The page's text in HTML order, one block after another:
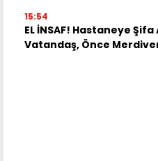
15:54
EL İNSAF! Hastaneye
Vatandaş, Önce